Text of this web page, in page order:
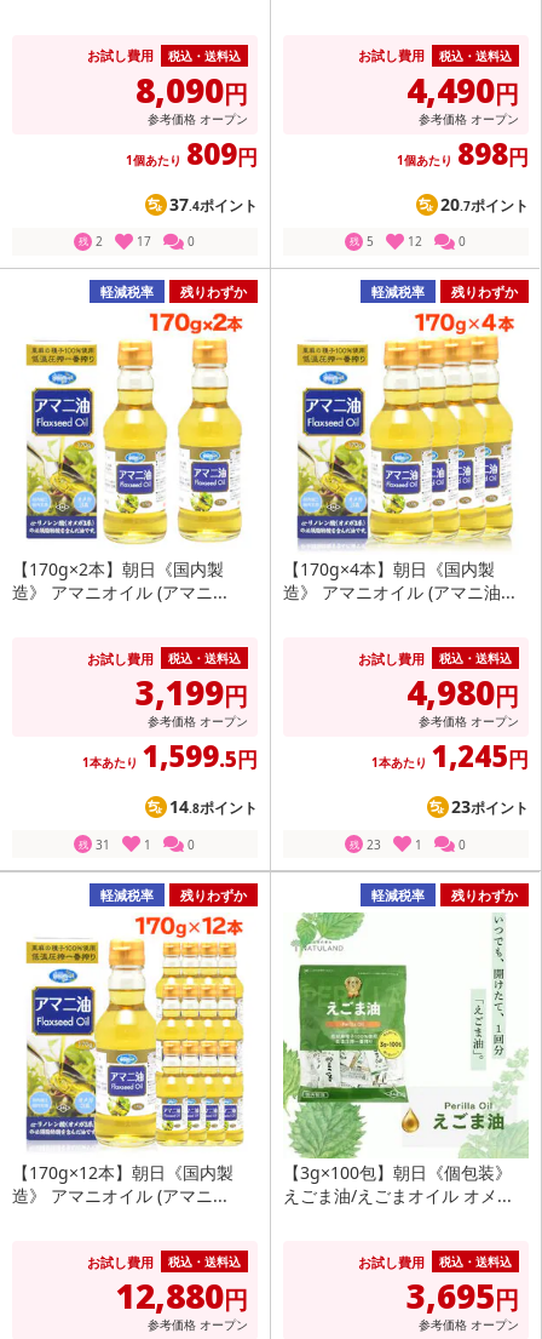
お試し費用 税込・送料込
8,090円
参考価格 オープン
1個あたり 809円
37.4ポイント
残 2 17 0
お試し費用 税込・送料込
4,490円
参考価格 オープン
1個あたり 898円
20.7ポイント
残 5 12 0
軽減税率 残りわずか
【170g×2本】朝日《国内製
造》 アマニオイル (アマニ...
お試し費用 税込・送料込
3,199円
参考価格 オープン
1本あたり 1,599.5円
14.8ポイント
残 31 1 0
軽減税率 残りわずか
【170g×4本】朝日《国内製
造》 アマニオイル (アマニ油...
お試し費用 税込・送料込
4,980円
参考価格 オープン
1本あたり 1,245円
23ポイント
残 23 1 0
軽減税率 残りわずか
【170g×12本】朝日《国内製
造》 アマニオイル (アマニ...
お試し費用 税込・送料込
12,880円
参考価格 オープン
軽減税率 残りわずか
【3g×100包】朝日《個包装》
えごま油/えごまオイル オメ...
お試し費用 税込・送料込
3,695円
参考価格 オープン